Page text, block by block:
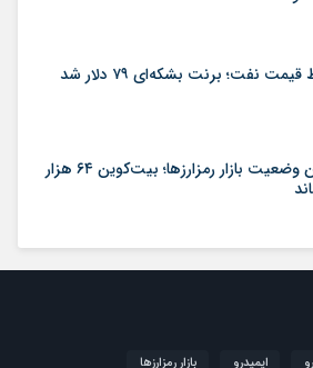
نفت؛ برنت بشکه‌ای ۷۹ دلار شد
آخرین وضعیت بازار رمزارزها؛ بیت‌کوین ۶۴ هزار
ایمیدرو
بازار رمزارزها